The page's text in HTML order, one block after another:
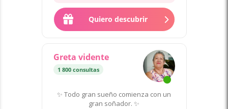
siempre en apoyo espiritual...
Quiero descubrir
Greta vidente
1 800 consultas
✨ Todo gran sueño comienza con un
gran soñador. ✨